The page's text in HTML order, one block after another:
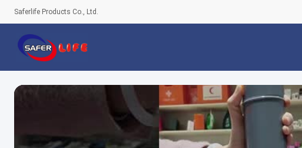
Saferlife Products Co., Ltd.